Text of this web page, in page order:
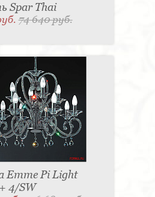
Spar Thai
74 640 руб.
Pi Light
4/SW